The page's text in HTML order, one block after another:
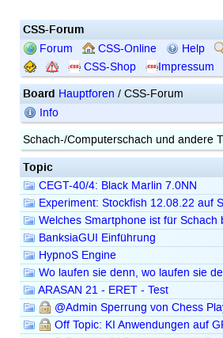
CSS-Forum
Forum CSS-Online Help
CSS-Shop
Impressum
Board Hauptforen / CSS-Forum
Info
Schach-/Computerschach und andere
Topic
CEGT-40/4: Black Marlin 7.0NN
Experiment: Stockfish 12.08.22 auf
Welches Smartphone ist für Schach
BanksiaGUI Einführung
HypnoS Engine
Wo laufen sie denn, wo laufen sie
ARASAN 21 - ERET - Test
@Admin Sperrung von Chess
Off Topic: KI Anwendungen auf